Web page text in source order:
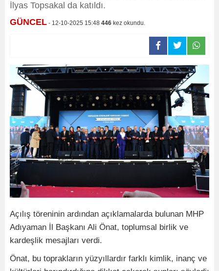
İlyas Topsakal da katıldı.
GÜNCEL - 12-10-2025 15:48 446 kez okundu.
Açılış töreninin ardından açıklamalarda bulunan MHP
Adıyaman İl Başkanı Ali Önat, toplumsal birlik ve
kardeşlik mesajları verdi.
Önat, bu toprakların yüzyıllardır farklı kimlik, inanç ve